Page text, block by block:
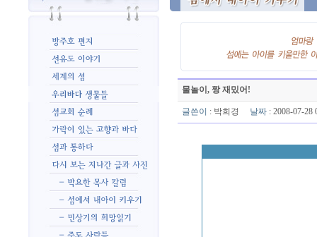
물놀이, 짱 재밌어!
글쓴이 : 박희경 날짜: 2008-07-